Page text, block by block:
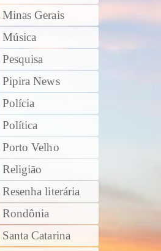
Minas Gerais
Música
Pesquisa
Pipira News
Polícia
Política
Porto Velho
Religião
Resenha literária
Rondônia
Santa Catarina